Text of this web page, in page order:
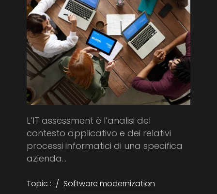
L’IT assessment è l’analisi del
contesto applicativo e dei relativi
processi informatici di una specifica
azienda...
Topic :
Software modernization